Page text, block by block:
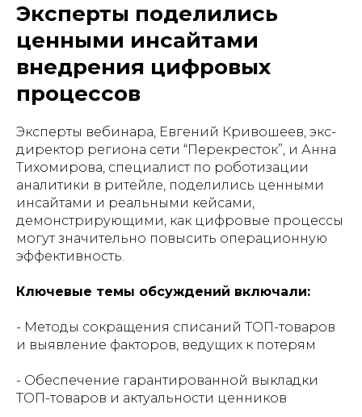
Эксперты поделились
ценными инсайтами
внедрения цифровых
процессов
Эксперты вебинара, Евгений Кривошеев, экс-
директор региона сети “Перекресток”, и Анна
Тихомирова, специалист по роботизации
аналитики в ритейле, поделились ценными
инсайтами и реальными кейсами,
демонстрирующими, как цифровые процессы
могут значительно повысить операционную
эффективность.
Ключевые темы обсуждений включали:
- Методы сокращения списаний ТОП-товаров
и выявление факторов, ведущих к потерям
- Обеспечение гарантированной выкладки
ТОП-товаров и актуальности ценников